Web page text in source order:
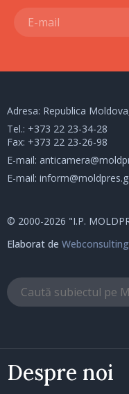
Despre noi
Adresa: Republica
Tel.: +373 22 23-34-28
Fax: +373 22 23-26-98
E-mail:
E-mail:
© 2000-2026 "I.P.
Elaborat de